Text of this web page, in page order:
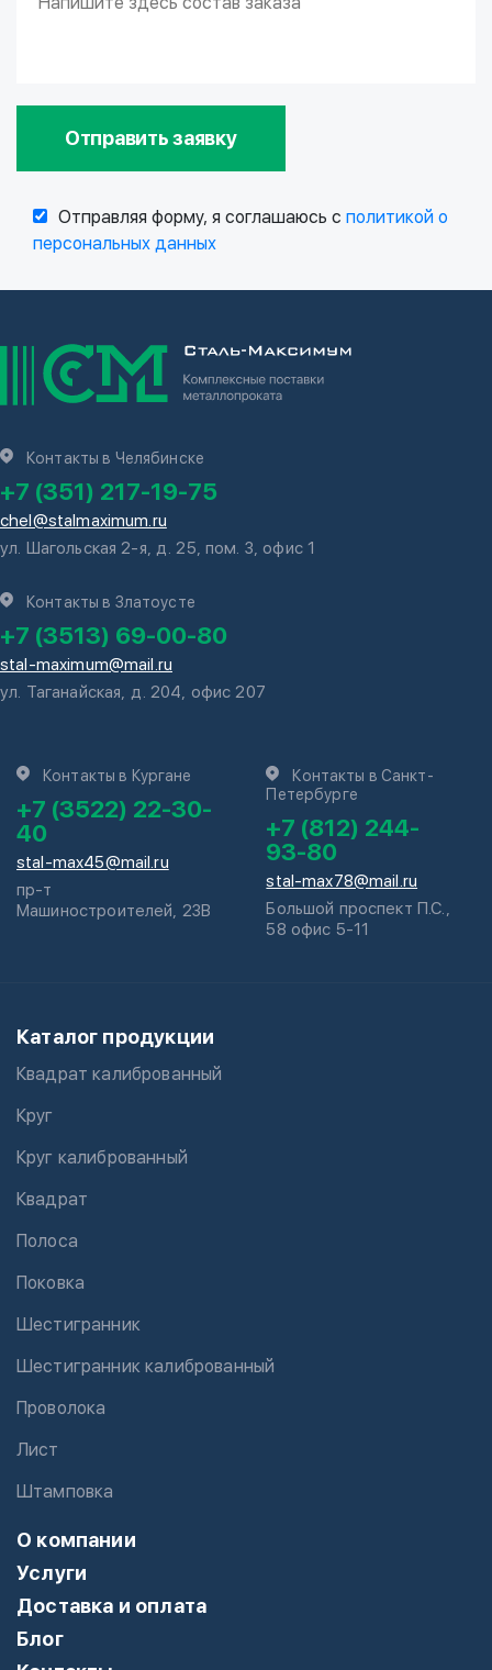
Отправить заявку
Отправляя форму, я соглашаюсь с политикой о
персональных данных
Контакты в Челябинске
+7 (351) 217-19-75
chel@stalmaximum.ru
ул. Шагольская 2-я, д. 25, пом. 3, офис 1
Контакты в Златоусте
+7 (3513) 69-00-80
stal-maximum@mail.ru
ул. Таганайская, д. 204, офис 207
Контакты в Кургане
+7 (3522) 22-30-
40
stal-max45@mail.ru
пр-т
Машиностроителей, 23В
Контакты в Санкт-
Петербурге
+7 (812) 244-
93-80
stal-max78@mail.ru
Большой проспект П.С.,
58 офис 5-11
Каталог продукции
Квадрат калиброванный
Круг
Круг калиброванный
Квадрат
Полоса
Поковка
Шестигранник
Шестигранник калиброванный
Проволока
Лист
Штамповка
О компании
Услуги
Доставка и оплата
Блог